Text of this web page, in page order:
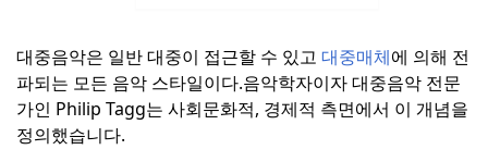
대중음악은 일반 대중이 접근할 수 있고 대중매체에 의해 전
파되는 모든 음악 스타일이다.음악학자이자 대중음악 전문
가인 Philip Tagg는 사회문화적, 경제적 측면에서 이 개념을
정의했습니다.